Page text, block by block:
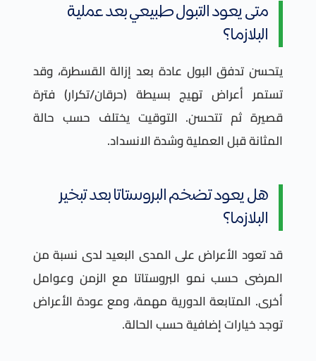
متى يعود التبول طبيعي بعد عملية
البلازما؟
يتحسن تدفق البول عادة بعد إزالة القسطرة، وقد
تستمر أعراض تهيج بسيطة (حرقان/تكرار) فترة
قصيرة ثم تتحسن. التوقيت يختلف حسب حالة
المثانة قبل العملية وشدة الانسداد.
هل يعود تضخم البروستاتا بعد تبخير
البلازما؟
قد تعود الأعراض على المدى البعيد لدى نسبة من
المرضى حسب نمو البروستاتا مع الزمن وعوامل
أخرى. المتابعة الدورية مهمة، ومع عودة الأعراض
توجد خيارات إضافية حسب الحالة.